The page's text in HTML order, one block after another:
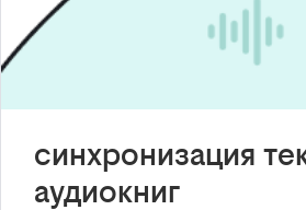
синхронизация
аудиокниг